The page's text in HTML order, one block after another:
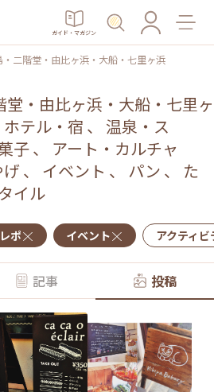
ガイド・マガジン
二階堂・由比ヶ浜・大船・七里ヶ浜
・由比ヶ浜・大船・七里ヶ
ホテル・宿 、 温泉・ス
子、 アート・カルチャ
、 イベント 、 パン 、 た
イル
ポ イベント アクティ
記事 投稿